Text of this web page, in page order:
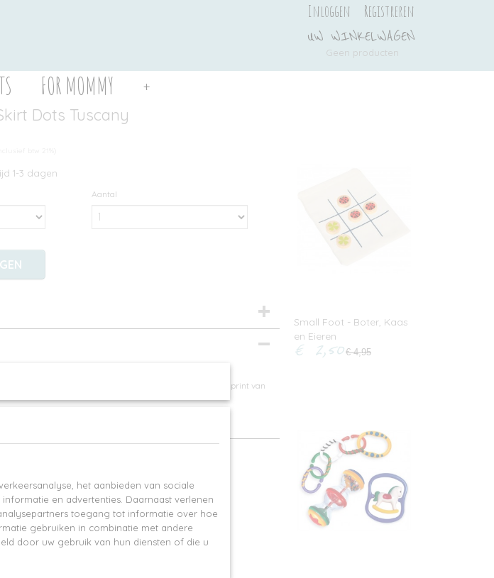
Inloggen Registreren
UW WINKELWAGEN
Geen producten
FOR MOMMY +
Dots Tuscany
btw 21%)
1-3 dagen
Aantal
van zacht biologisch katoen en heeft een schattige print van
Small Foot - Boter, Kaas
en Eieren
€ 2,50 € 4,95
het aanbieden van sociale
en advertenties. Daarnaast verlenen
toegang tot informatie over hoe
gebruiken in combinatie met andere
door uw gebruik van hun diensten of die u